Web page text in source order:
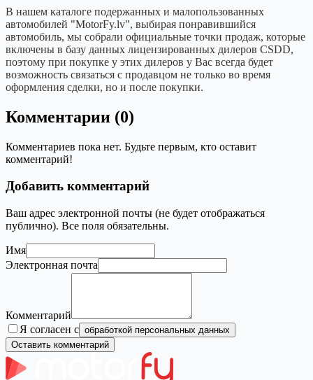
В нашем каталоге подержанных и малопользованных
автомобилей "MotorFy.lv", выбирая понравившийся
автомобиль, мы собрали официальные точки продаж, которые
включены в базу данных лицензированных дилеров CSDD,
поэтому при покупке у этих дилеров у Вас всегда будет
возможность связаться с продавцом не только во время
оформления сделки, но и после покупки.
Комментарии (0)
Комментариев пока нет. Будьте первым, кто оставит
комментарий!
Добавить комментарий
Ваш адрес электронной почты (не будет отображаться
публично). Все поля обязательны.
Имя
Электронная почта
Комментарий
Я согласен с обработкой персональных данных
Оставить комментарий